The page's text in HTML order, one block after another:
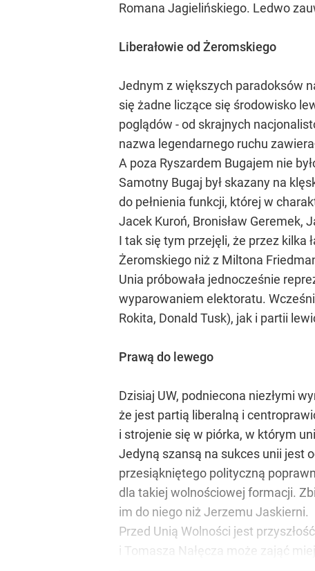
Romana Jagielińskiego. Ledwo
Liberałowie od Żeromskiego
Jednym z większych paradoksów
się żadne liczące się środowisko
poglądów - od skrajnych
nazwa legendarnego ruchu
A poza Ryszardem Bugajem nie
Samotny Bugaj był skazany na
do pełnienia funkcji, której w
Jacek Kuroń, Bronisław Geremek,
I tak się tym przejęli, że przez kilka
Żeromskiego niż z Miltona
Unia próbowała jednocześnie
wyparowaniem elektoratu.
Rokita, Donald Tusk), jak i partii
Prawą do lewego
Dzisiaj UW, podniecona niezłymi
że jest partią liberalną i
i strojenie się w piórka, w którym
Jedyną szansą na sukces unii jest
przesiąkniętego polityczną
dla takiej wolnościowej formacji.
im do niego niż Jerzemu Jaskierni.
Przed Unią Wolności jest
i Tomasza Nałęcza może zająć